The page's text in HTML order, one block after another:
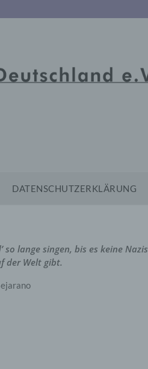
DATENSCHUTZERKLÄRUNG
so lange singen, bis es keine Nazis
der Welt gibt.